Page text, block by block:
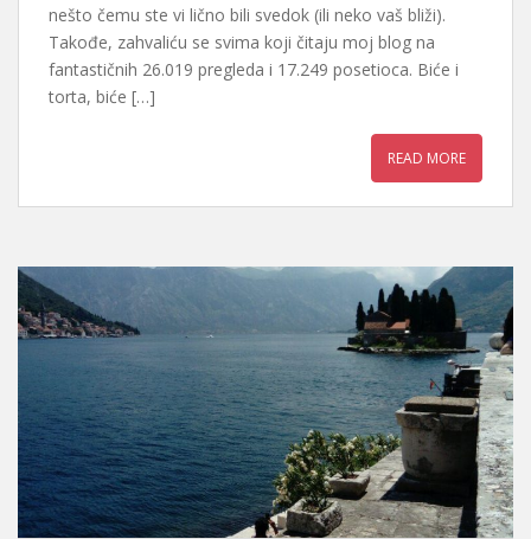
nešto čemu ste vi lično bili svedok (ili neko vaš bliži).
Takođe, zahvaliću se svima koji čitaju moj blog na
fantastičnih 26.019 pregleda i 17.249 posetioca. Biće i
torta, biće […]
READ MORE